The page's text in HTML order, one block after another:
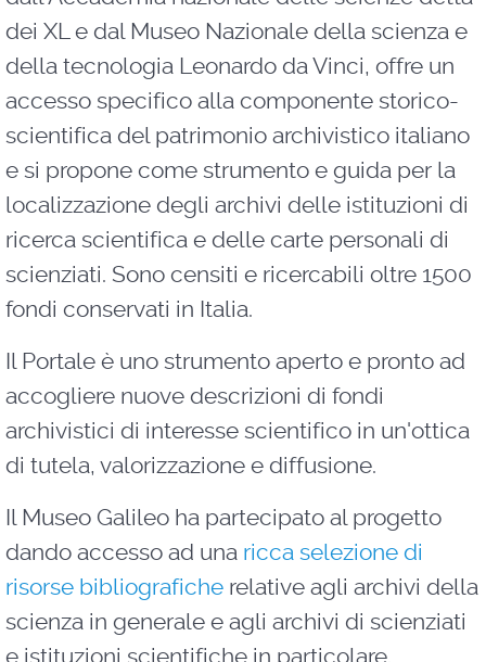
dei XL e dal Museo Nazionale della scienza e
della tecnologia Leonardo da Vinci, offre un
accesso specifico alla componente storico-
scientifica del patrimonio archivistico italiano
e si propone come strumento e guida per la
localizzazione degli archivi delle istituzioni di
ricerca scientifica e delle carte personali di
scienziati. Sono censiti e ricercabili oltre 1500
fondi conservati in Italia.
Il Portale è uno strumento aperto e pronto ad
accogliere nuove descrizioni di fondi
archivistici di interesse scientifico in un'ottica
di tutela, valorizzazione e diffusione.
Il Museo Galileo ha partecipato al progetto
dando accesso ad una ricca selezione di
risorse bibliografiche relative agli archivi della
scienza in generale e agli archivi di scienziati
e istituzioni scientifiche in particolare.